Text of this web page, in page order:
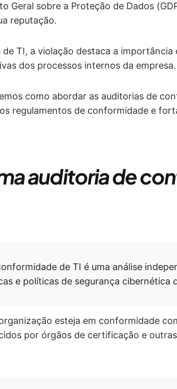
Geral sobre a Proteção de Dados
reputação.
de TI, a violação destaca a importância
dos processos internos da empresa.
como abordar as auditorias de
regulamentos de conformidade e
auditoria de
de TI é uma análise
e políticas de segurança cibernética
esteja em conformidade
por órgãos de certificação e